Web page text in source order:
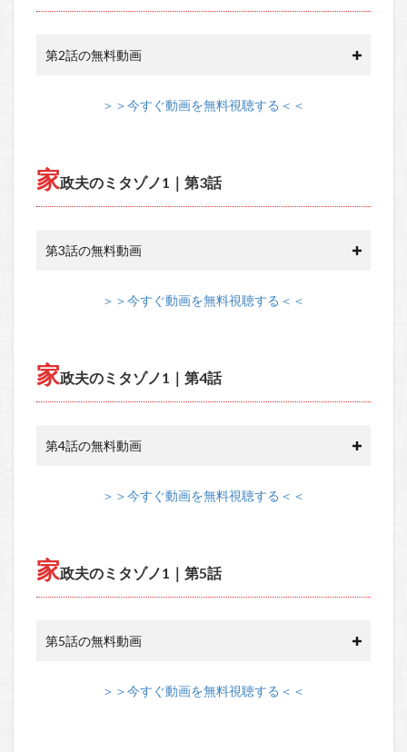
第2話の無料動画
＞＞今すぐ動画を無料視聴する＜＜
家政夫のミタゾノ1｜第3話
第3話の無料動画
＞＞今すぐ動画を無料視聴する＜＜
家政夫のミタゾノ1｜第4話
第4話の無料動画
＞＞今すぐ動画を無料視聴する＜＜
家政夫のミタゾノ1｜第5話
第5話の無料動画
＞＞今すぐ動画を無料視聴する＜＜